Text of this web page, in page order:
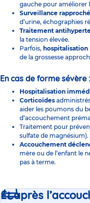
gauche pour améliorer
Surveillance
d’urine, échographies
Traitement
la tension élevée.
Parfois, hospitalisation
de la grossesse
En cas de forme sévère :
Hospitalisation
Corticoïdes
aider les poumons du
d’accouchement
Traitement pour
sulfate de magnésium).
Accouchement
mère ou de l’enfant le
pas à terme.
Et après